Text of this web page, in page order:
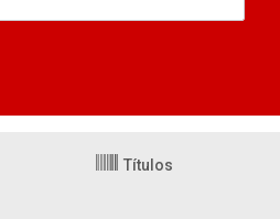
Títulos